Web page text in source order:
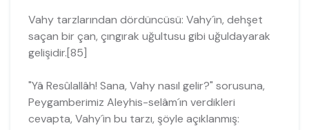
Vahy tarzlarından dördüncüsü: Vahy´in, dehşet
saçan bir çan, çıngırak uğul­tusu gibi uğuldayarak
gelişidir.[85]
"Yâ Resûlallâh! Sana, Vahy nasıl gelir?" sorusuna,
Peygamberimiz Aleyhis-selâm´ın verdikleri
cevapta, Vahy´in bu tarzı, şöyle açıklanmış: